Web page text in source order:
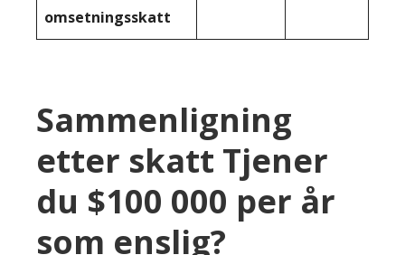
omsetningsskatt
Sammenligning
etter skatt Tjener
du $100 000 per år
som enslig?